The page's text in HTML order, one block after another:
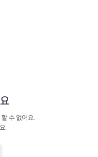
수 없어요.
.